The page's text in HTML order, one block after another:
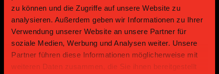
zu können und die Zugriffe auf unsere Website zu
analysieren. Außerdem geben wir Informationen zu Ihrer
Verwendung unserer Website an unsere Partner für
soziale Medien, Werbung und Analysen weiter. Unsere
Partner führen diese Informationen möglicherweise mit
weiteren Daten zusammen, die Sie ihnen bereitgestellt
Sponsoren und Partner
Platin Partner